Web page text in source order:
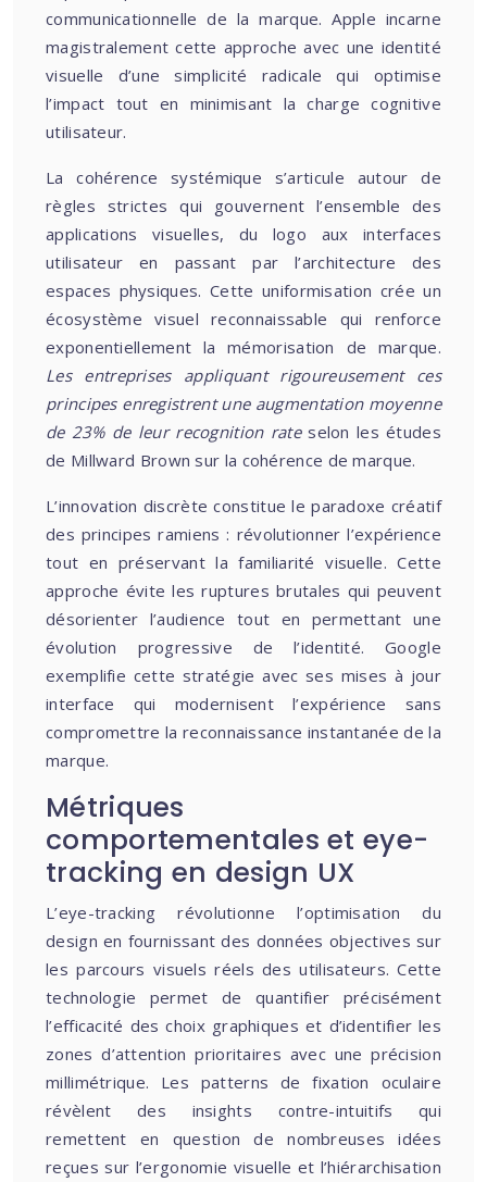
communicationnelle de la marque. Apple incarne
magistralement cette approche avec une identité
visuelle d’une simplicité radicale qui optimise
l’impact tout en minimisant la charge cognitive
utilisateur.
La cohérence systémique s’articule autour de
règles strictes qui gouvernent l’ensemble des
applications visuelles, du logo aux interfaces
utilisateur en passant par l’architecture des
espaces physiques. Cette uniformisation crée un
écosystème visuel reconnaissable qui renforce
exponentiellement la mémorisation de marque.
Les entreprises appliquant rigoureusement ces
principes enregistrent une augmentation moyenne
de 23% de leur recognition rateselon les études
de Millward Brown sur la cohérence de marque.
L’innovation discrète constitue le paradoxe créatif
des principes ramiens : révolutionner l’expérience
tout en préservant la familiarité visuelle. Cette
approche évite les ruptures brutales qui peuvent
désorienter l’audience tout en permettant une
évolution progressive de l’identité. Google
exemplifie cette stratégie avec ses mises à jour
interface qui modernisent l’expérience sans
compromettre la reconnaissance instantanée de la
marque.
Métriques
comportementales et eye-
tracking en design UX
L’eye-tracking révolutionne l’optimisation du
design en fournissant des données objectives sur
les parcours visuels réels des utilisateurs. Cette
technologie permet de quantifier précisément
l’efficacité des choix graphiques et d’identifier les
zones d’attention prioritaires avec une précision
millimétrique. Les patterns de fixation oculaire
révèlent des insights contre-intuitifs qui
remettent en question de nombreuses idées
reçues sur l’ergonomie visuelle et l’hiérarchisation